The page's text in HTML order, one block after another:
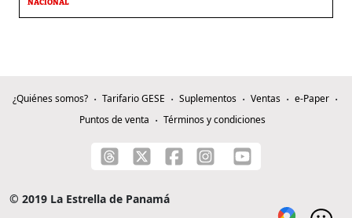
NACIONAL
¿Quiénes somos? Tarifario GESE Suplementos Ventas
e-Paper
Puntos de venta
Términos y condiciones
© 2019 La Estrella de Panamá